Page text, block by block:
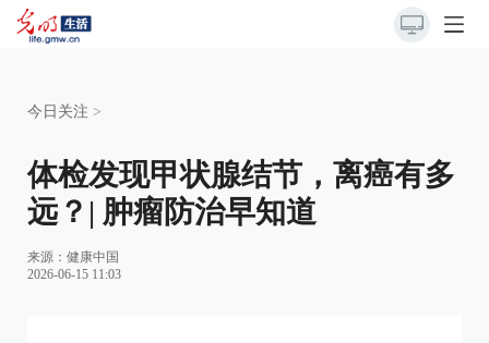
今日关注 >
体检发现甲状腺结节，离癌有多
远？| 肿瘤防治早知道
来源： 健康中国
2026-06-15 11:03